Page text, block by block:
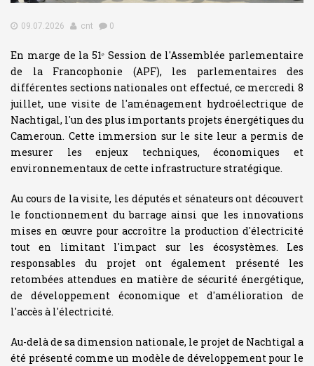
09.07.2026 cnt 0
En marge de la 51ᵉ Session de l'Assemblée parlementaire
de la Francophonie (APF), les parlementaires des
différentes sections nationales ont effectué, ce mercredi 8
juillet, une visite de l'aménagement hydroélectrique de
Nachtigal, l'un des plus importants projets énergétiques du
Cameroun. Cette immersion sur le site leur a permis de
mesurer les enjeux techniques, économiques et
environnementaux de cette infrastructure stratégique.
Au cours de la visite, les députés et sénateurs ont découvert
le fonctionnement du barrage ainsi que les innovations
mises en œuvre pour accroître la production d'électricité
tout en limitant l'impact sur les écosystèmes. Les
responsables du projet ont également présenté les
retombées attendues en matière de sécurité énergétique,
de développement économique et d'amélioration de
l'accès à l'électricité.
Au-delà de sa dimension nationale, le projet de Nachtigal a
été présenté comme un modèle de développement pour le